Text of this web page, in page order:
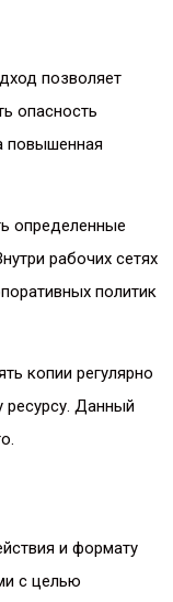
позволяет
опасность
повышенная
определенные
рабочих сетях
политик
копии регулярно
ресурсу. Данный
и формату
с целью